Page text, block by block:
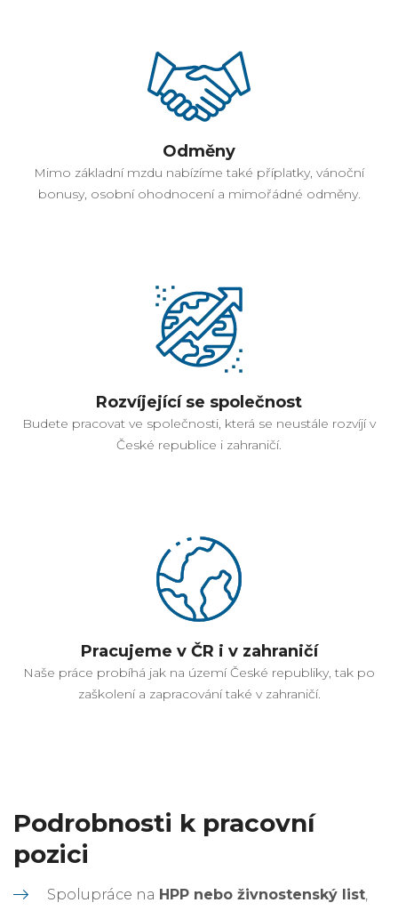
Odměny
Mimo základní mzdu nabízíme také příplatky, vánoční
bonusy, osobní ohodnocení a mimořádné odměny.
Rozvíjející se společnost
Budete pracovat ve společnosti, která se neustále rozvíjí v
České republice i zahraničí.
Pracujeme v ČR i v zahraničí
Naše práce probíhá jak na území České republiky, tak po
zaškolení a zapracování také v zahraničí.
Podrobnosti kpracovní
pozici
Spolupráce na HPP nebo živnostenský list,